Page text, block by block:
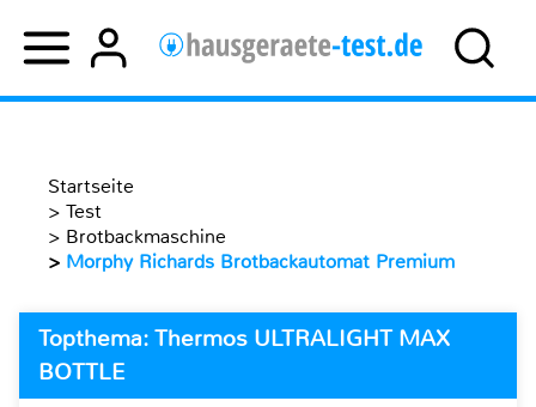
Startseite
> Test
> Brotbackmaschine
> Morphy Richards Brotbackautomat Premium
Topthema: Thermos ULTRALIGHT MAX
BOTTLE